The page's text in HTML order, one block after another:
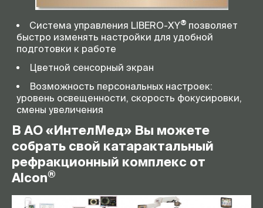
Система управления LIBERO-XY® позволяет
быстро изменять настройки для удобной
подготовки к работе
Цветной сенсорный экран
Возможность персональных настроек:
уровень освещенности, скорость фокусировки,
смены увеличения
В АО «ИнтелМед» Вы можете
собрать свой катарактальный
рефракционный комплекс от
Alcon®